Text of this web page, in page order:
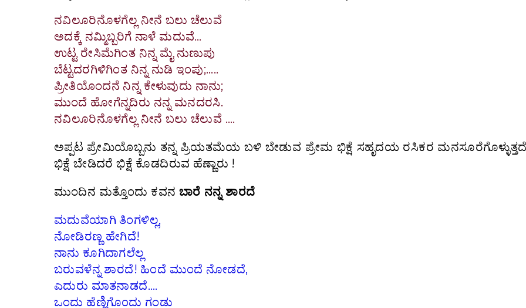
ನವಿಲೂರಿನೊಳಗೆಲ್ಲ ನೀನೆ ಬಲು ಚೆಲುವೆ
ಅದಕ್ಕೆ ನಮ್ಮಿಬ್ಬರಿಗೆ ನಾಳೆ ಮದುವೆ…
ಉಟ್ಟ ರೇಸಿಮೆಗಿಂತ ನಿನ್ನ ಮೈ ನುಣುಪು
ಬೆಟ್ಟದರಗಿಳಿಗಿಂತ ನಿನ್ನ ನುಡಿ ಇಂಪು;…..
ಪ್ರೀತಿಯೊಂದನೆ ನಿನ್ನ ಕೇಳುವುದು ನಾನು;
ಮುಂದೆ ಹೋಗೆನ್ನದಿರು ನನ್ನ ಮನದರಸಿ.
ನವಿಲೂರಿನೊಳಗೆಲ್ಲ ನೀನೆ ಬಲು ಚೆಲುವೆ ….
ಅಪ್ಪಟ ಪ್ರೇಮಿಯೊಬ್ಬನು ತನ್ನ ಪ್ರಿಯತಮೆಯ ಬಳಿ ಬೇಡುವ ಪ್ರೇಮ ಭಿಕ್ಷೆ ಸಹೃದಯ ರಸಿಕರ
ಭಿಕ್ಷೆ ಬೇಡಿದರೆ ಭಿಕ್ಷೆ ಕೊಡದಿರುವ ಹೆಣ್ಣಾರು !
ಮುಂದಿನ ಮತ್ತೊಂದು ಕವನ ಬಾರೆ ನನ್ನ ಶಾರದೆ
ಮದುವೆಯಾಗಿ ತಿಂಗಳಿಲ್ಲ,
ನೋಡಿರಣ್ಣ ಹೇಗಿದೆ!
ನಾನು ಕೂಗಿದಾಗಲೆಲ್ಲ
ಬರುವಳೆನ್ನ ಶಾರದೆ! ಹಿಂದೆ ಮುಂದೆ ನೋಡದೆ,
ಎದುರು ಮಾತನಾಡದೆ….
ಒಂದು ಹೆಣ್ಣಿಗೊಂದು ಗಂಡು